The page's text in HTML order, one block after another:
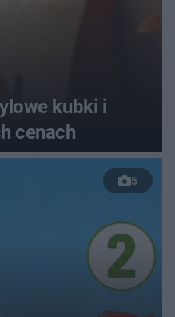
kubki i
cenach
5